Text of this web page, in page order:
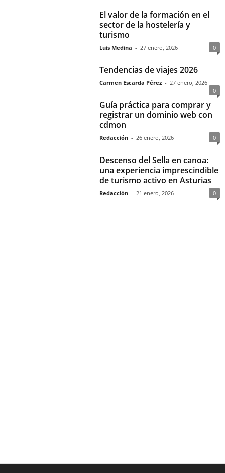
El valor de la formación en el
sector de la hostelería y
turismo
Luis Medina - 27 enero, 2026 0
Tendencias de viajes 2026
Carmen Escarda Pérez - 27 enero, 2026
0
Guía práctica para comprar y
registrar un dominio web con
cdmon
Redacción - 26 enero, 2026 0
Descenso del Sella en canoa:
una experiencia imprescindible
de turismo activo en Asturias
Redacción - 21 enero, 2026 0